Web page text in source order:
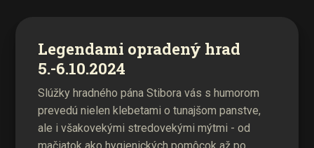
Legendami opradený hrad
5.-6.10.2024
Slúžky hradného pána Stibora vás s humorom
prevedú nielen klebetami o tunajšom panstve,
ale i všakovekými stredovekými mýtmi - od